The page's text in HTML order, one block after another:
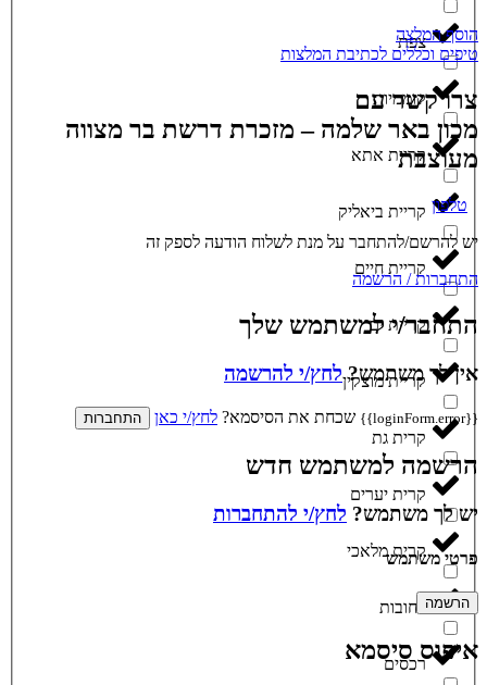
צפת
קוממיות
קריית אתא
קריית ביאליק
קריית חיים
קריית ים
קריית מוצקין
קרית גת
קרית יערים
קרית מלאכי
רחובות
רכסים
הוסף המלצה
טיפים וכללים לכתיבת המלצות
צרו קשר עם
מכון באר שלמה – מזכרת דרשת בר מצווה
מעוצבת
טלפון
יש להרשם/להתחבר על מנת לשלוח הודעה לספק זה
התחברות / הרשמה
התחבר/י למשתמש שלך
אין לך משתמש?לחץ/י להרשמה
{{loginForm.error}} שכחת את הסיסמא? לחץ/י כאן התחברות
הרשמה למשתמש חדש
יש לך משתמש? לחץ/י להתחברות
פרטי משתמש
הרשמה
איפוס סיסמא